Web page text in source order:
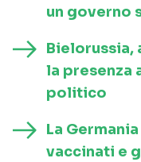
un governo
la presenza
politico
La
vaccinati e